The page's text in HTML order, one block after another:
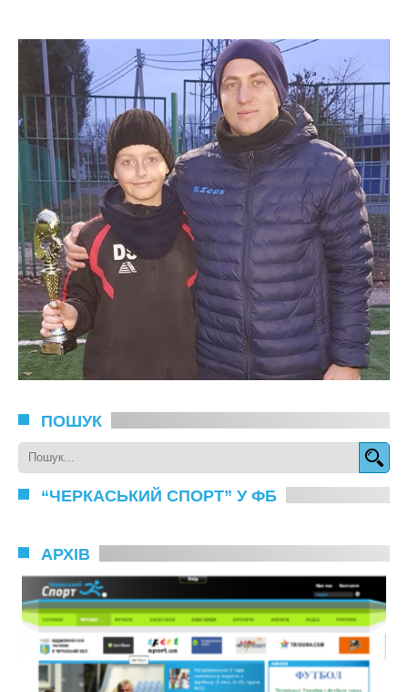
ПОШУК
“ЧЕРКАСЬКИЙ СПОРТ” У ФБ
АРХІВ